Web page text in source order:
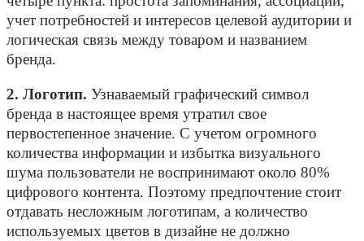
учет потребностей и интересов целевой аудитории и
логическая связь между товаром и названием
бренда.
2. Логотип. Узнаваемый графический символ
бренда в настоящее время утратил свое
первостепенное значение. С учетом огромного
количества информации и избытка визуального
шума пользователи не воспринимают около 80%
цифрового контента. Поэтому предпочтение стоит
отдавать несложным логотипам, а количество
используемых цветов в дизайне не должно